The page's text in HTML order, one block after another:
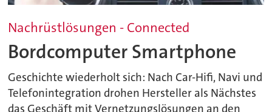
Nachrüstlösungen - Connected
Bordcomputer Smartphone
Geschichte wiederholt sich: Nach Car-Hifi, Navi und
Telefonintegration drohen Hersteller als Nächstes
das Geschäft mit Vernetzungslösungen an den